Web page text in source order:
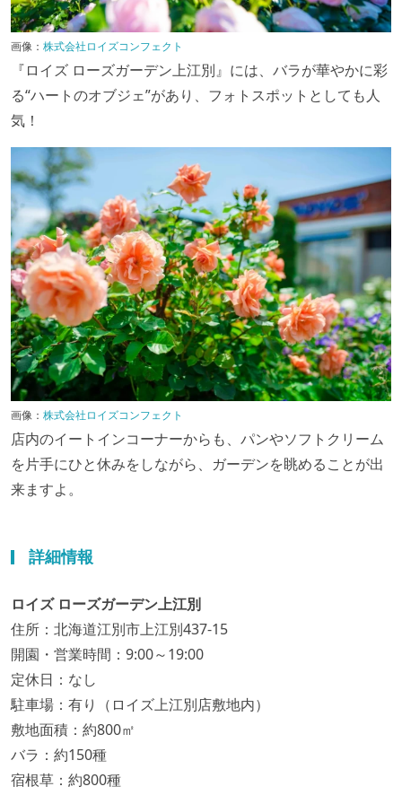
画像： 株式会社ロイズコンフェクト
『ロイズ ローズガーデン上江別』には、バラが華やかに彩
る“ハートのオブジェ”があり、フォトスポットとしても人
気！
画像： 株式会社ロイズコンフェクト
店内のイートインコーナーからも、パンやソフトクリーム
を片手にひと休みをしながら、ガーデンを眺めることが出
来ますよ。
詳細情報
ロイズ ローズガーデン上江別
住所：北海道江別市上江別437-15
開園・営業時間：9:00～19:00
定休日：なし
駐車場：有り（ロイズ上江別店敷地内）
敷地面積：約800㎡
バラ：約150種
宿根草：約800種